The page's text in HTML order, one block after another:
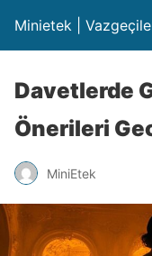
Minietek |
Davetlerde
Önerileri
MiniEtek